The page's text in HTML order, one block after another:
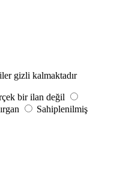
gizli kalmaktadır
bir ilan değil
Sahiplenilmiş